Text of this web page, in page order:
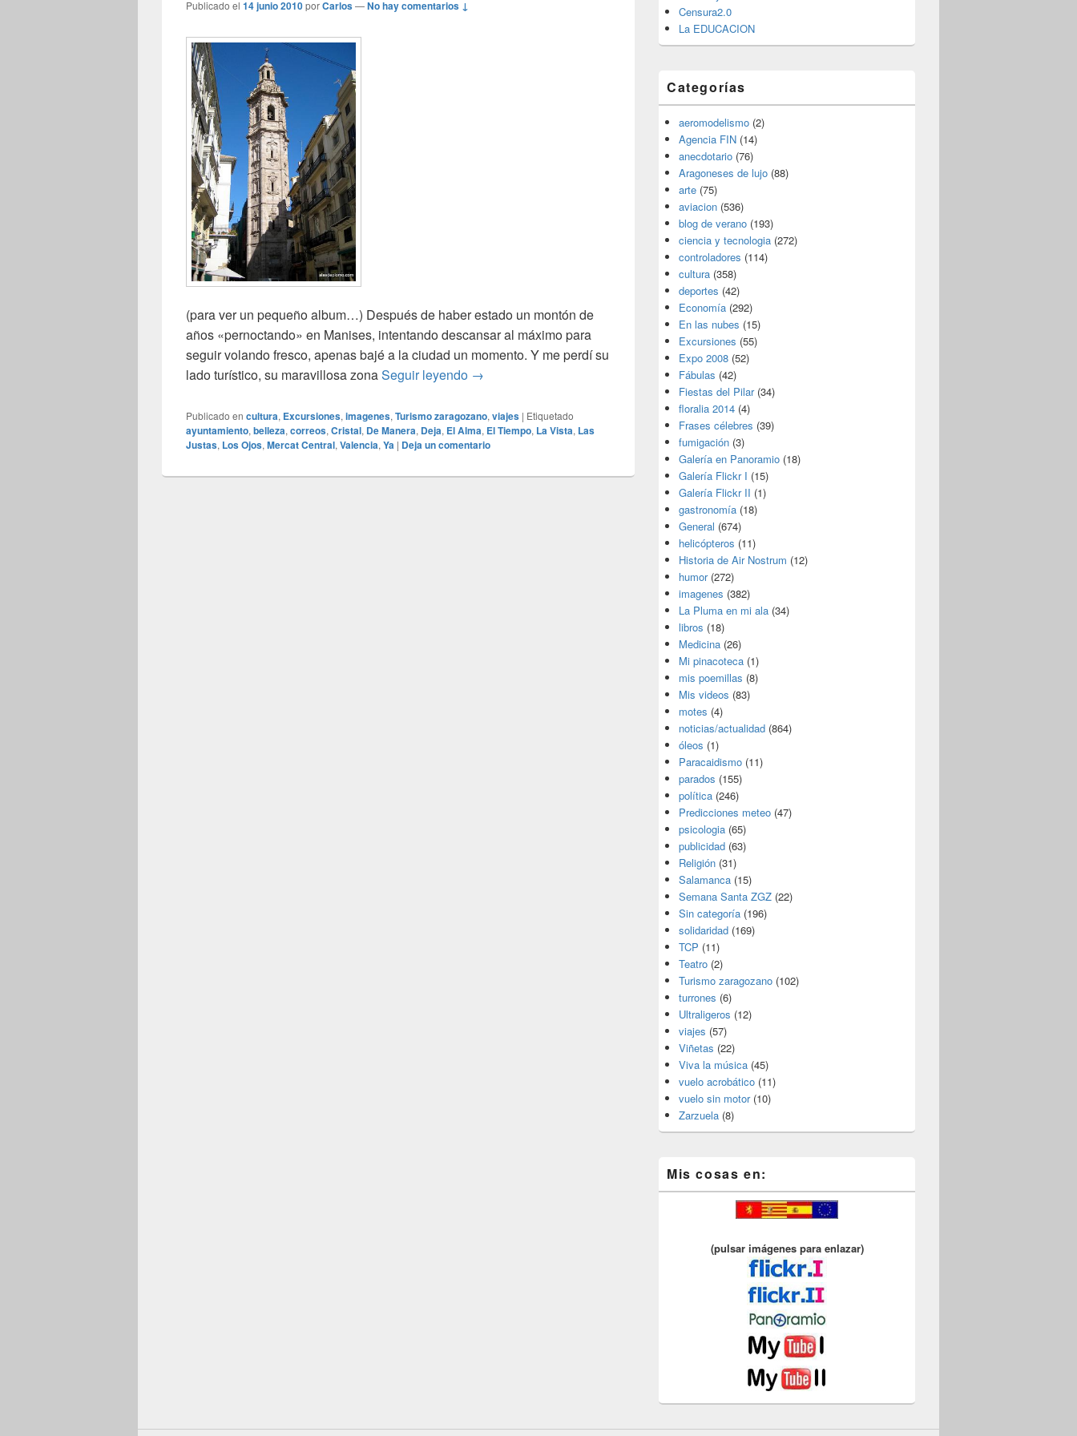
Publicado el 14 junio 2010porCarlos—No hay comentarios ↓
(para ver un pequeño album…) Después de haber estado un montón de
años «pernoctando» en Manises, intentando descansar al máximo para
seguir volando fresco, apenas bajé a la ciudad un momento. Y me perdí su
lado turístico, su maravillosa zonaSeguir leyendo Cosas de Valencia
→
Publicado en cultura, Excursiones, imagenes, Turismo zaragozano, viajes | Etiquetado
ayuntamiento, belleza, correos, Cristal, De Manera, Deja, El Alma, El Tiempo, La Vista, Las
Justas, Los Ojos, Mercat Central, Valencia, Ya | Deja un comentario
Censura2.0
La EDUCACION
Categorías
aeromodelismo (2)
Agencia FIN (14)
anecdotario (76)
Aragoneses de lujo (88)
arte (75)
aviacion (536)
blog de verano (193)
ciencia y tecnologia (272)
controladores (114)
cultura (358)
deportes (42)
Economía (292)
En las nubes (15)
Excursiones (55)
Expo 2008 (52)
Fábulas (42)
Fiestas del Pilar(34)
floralia 2014 (4)
Frases célebres (39)
fumigación (3)
Galería en Panoramio (18)
Galería Flickr I (15)
Galería Flickr II (1)
gastronomía (18)
General (674)
helicópteros (11)
Historia de Air Nostrum (12)
humor(272)
imagenes (382)
La Pluma en mi ala (34)
libros (18)
Medicina (26)
Mi pinacoteca (1)
mis poemillas (8)
Mis videos (83)
motes (4)
noticias/actualidad (864)
óleos (1)
Paracaidismo (11)
parados (155)
política (246)
Predicciones meteo (47)
psicologia (65)
publicidad (63)
Religión (31)
Salamanca (15)
Semana Santa ZGZ (22)
Sin categoría (196)
solidaridad (169)
TCP (11)
Teatro (2)
Turismo zaragozano (102)
turrones (6)
Ultraligeros (12)
viajes (57)
Viñetas (22)
Viva la música (45)
vuelo acrobático (11)
vuelo sin motor(10)
Zarzuela (8)
Mis cosas en:
(pulsar imágenes para enlazar)